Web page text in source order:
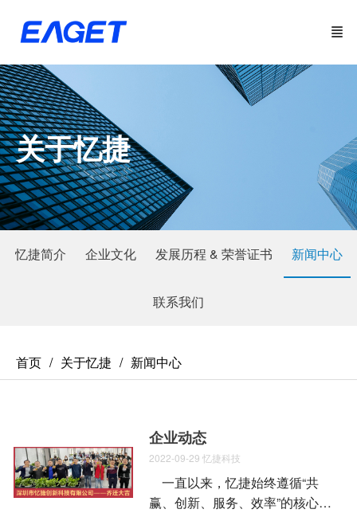
关于忆捷
忆捷简介 企业文化 发展历程 & 荣誉证书 新闻中心
联系我们
首页 关于忆捷 新闻中心
企业动态
2022-09-29 忆捷科技
一直以来，忆捷始终遵循“共
赢、创新、服务、效率”的核心价